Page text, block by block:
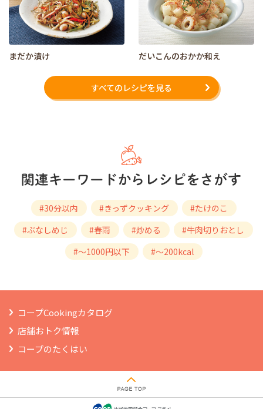
まだか漬け だいこんのおかか和え
すべてのレシピを見る
#30分以内 #きっずクッキング
#たけのこ
#ぶなしめじ
#春雨 #炒める
#牛肉切りおとし
#～1000円以下
#～200kcal
コープCookingカタログ
店舗おトク情報
コープのたくはい